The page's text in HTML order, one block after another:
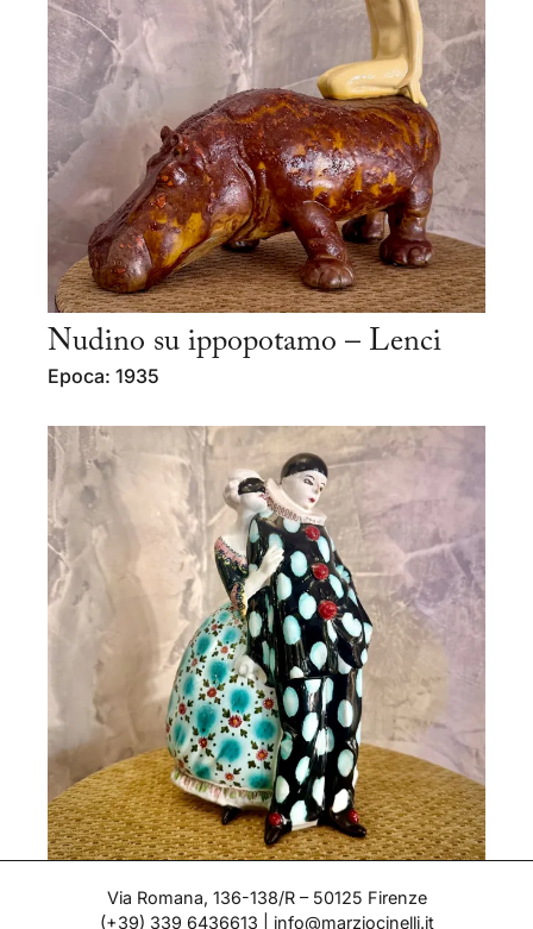
Nudino su ippopotamo – Lenci
Epoca: 1935
Pierrot e Colombina
Via Romana, 136-138/R – 50125 Firenze
(+39) 339 6436613
info@marziocinelli.it